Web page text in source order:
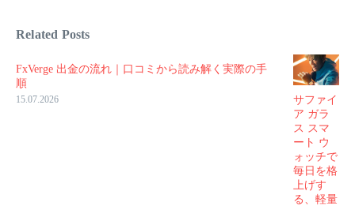
Related Posts
FxVerge 出金の流れ｜口コミから読み解く実際の手
順
15.07.2026
サファイ
ア ガラ
ス スマ
ート ウ
ォッチで
毎日を格
上げす
る、軽量